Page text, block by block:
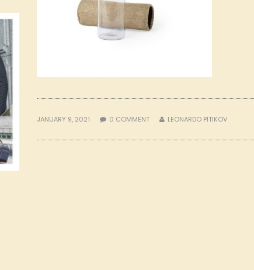
JANUARY 9, 2021 0 COMMENT LEONARDO PITIKOV